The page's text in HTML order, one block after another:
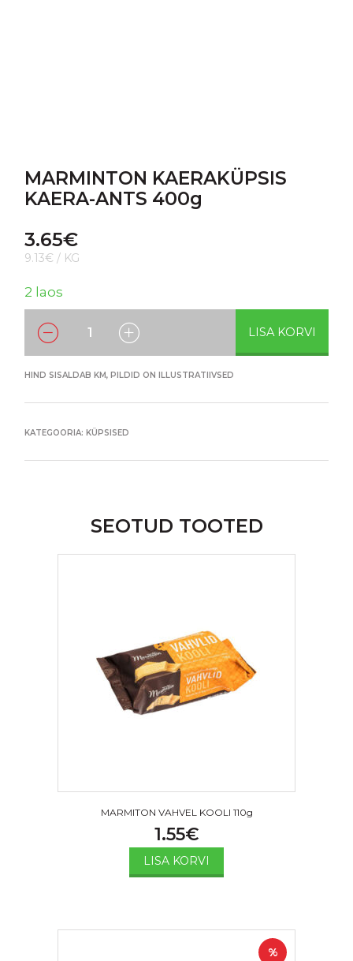
MARMINTON KAERAKÜPSIS
KAERA-ANTS 400g
3.65€
9.13€ / KG
2 laos
LISA KORVI
HIND SISALDAB KM, PILDID ON ILLUSTRATIIVSED
KATEGOORIA:KÜPSISED
SEOTUD TOOTED
MARMITON VAHVEL KOOLI 110g
1.55€
LISA KORVI
%